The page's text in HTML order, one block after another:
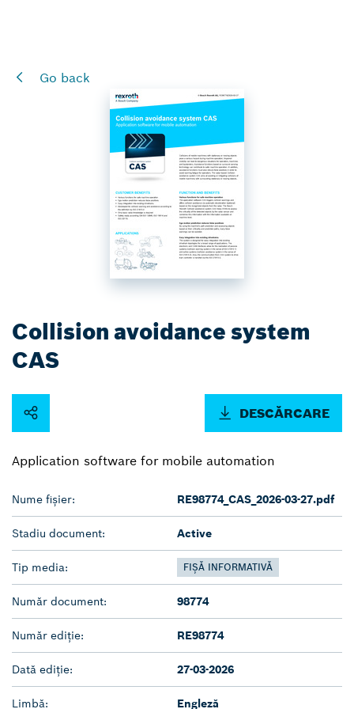
Go back
Collision avoidance system
CAS
DESCĂRCARE
Application software for mobile automation
Nume fișier: RE98774_CAS_2026-03-27.pdf
Stadiu document: Active
Tip media: FIȘĂ INFORMATIVĂ
Număr document: 98774
Număr ediție: RE98774
Dată ediție: 27-03-2026
Limbă: Engleză